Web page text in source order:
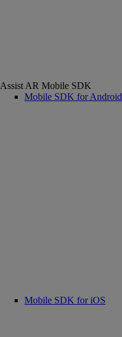
Assist AR Mobile SDK
Mobile SDK for Android
Mobile SDK for iOS